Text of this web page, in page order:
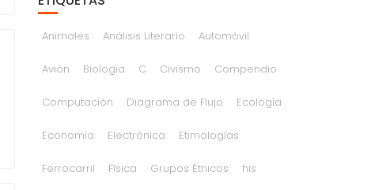
Animales Análisis Literario Automóvil
Avión Biología C Civismo Compendio
Computación Diagrama de Flujo Ecología
Economía Electrónica Etimologías
Ferrocarril Física Grupos Étnicos his